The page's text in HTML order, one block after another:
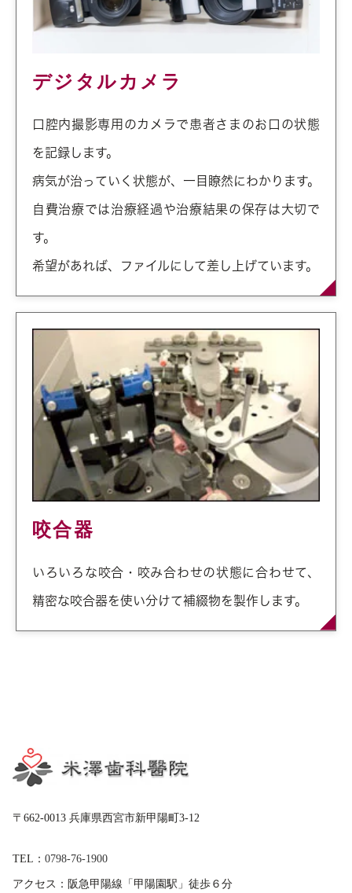
デジタルカメラ
口腔内撮影専用のカメラで患者さまのお口の状態
を記録します。
病気が治っていく状態が、一目瞭然にわかります。
自費治療では治療経過や治療結果の保存は大切で
す。
希望があれば、ファイルにして差し上げています。
咬合器
いろいろな咬合・咬み合わせの状態に合わせて、
精密な咬合器を使い分けて補綴物を製作します。
〒662-0013 兵庫県西宮市新甲陽町3-12
TEL： 0798-76-1900
アクセス： 阪急甲陽線「甲陽園駅」徒歩６分